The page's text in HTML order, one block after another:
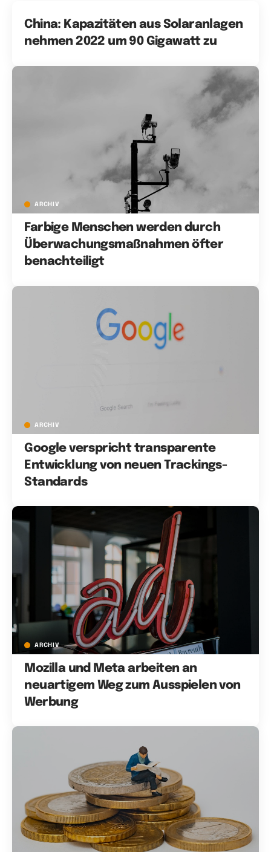
China: Kapazitäten aus Solaranlagen
nehmen 2022 um 90 Gigawatt zu
ARCHIV
Farbige Menschen werden durch
Überwachungsmaßnahmen öfter
benachteiligt
ARCHIV
Google verspricht transparente
Entwicklung von neuen Trackings-
Standards
ARCHIV
Mozilla und Meta arbeiten an
neuartigem Weg zum Ausspielen von
Werbung